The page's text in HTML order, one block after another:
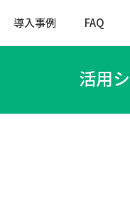
導入事例 FAQ
活用